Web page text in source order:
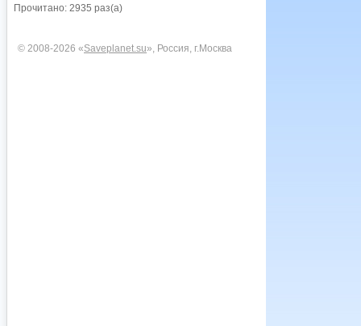
Прочитано: 2935 раз(а)
© 2008-2026 «Saveplanet.su», Россия, г.Москва